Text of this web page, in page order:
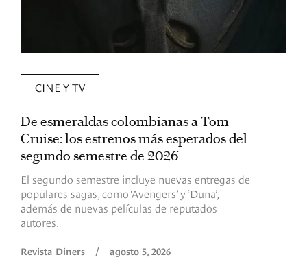
CINE Y TV
De esmeraldas colombianas a Tom
Cruise: los estrenos más esperados del
segundo semestre de 2026
El segundo semestre incluye nuevas entregas de
populares sagas, como ‘Avengers’ y ‘Duna’,
además de nuevas películas de reputados
autores.
Revista Diners / agosto 5, 2026